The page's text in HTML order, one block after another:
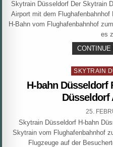
Skytrain Düsseldorf Der Skytrain
Airport mit dem
H-Bahn vom Flughafenbahnhof
es
Posted
in
SKYTRAIN
H-bahn Düsseldorf
Düsseldorf
25.
Skytrain Düsseldorf H-bahn
Skytrain vom Flughafenbahnhof
Flugzeuge auf der